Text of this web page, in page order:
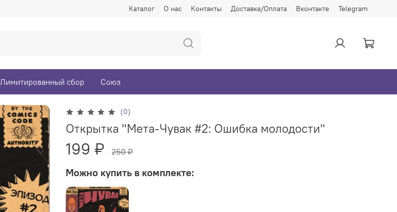
Каталог О нас Контакты Доставка/Оплата Вконтакте Telegram
Лимитированный сбор Союз
(0)
Открытка "Мета-Чувак #2: Ошибка молодости"
199 ₽ 250 ₽
Можно купить в комплекте: